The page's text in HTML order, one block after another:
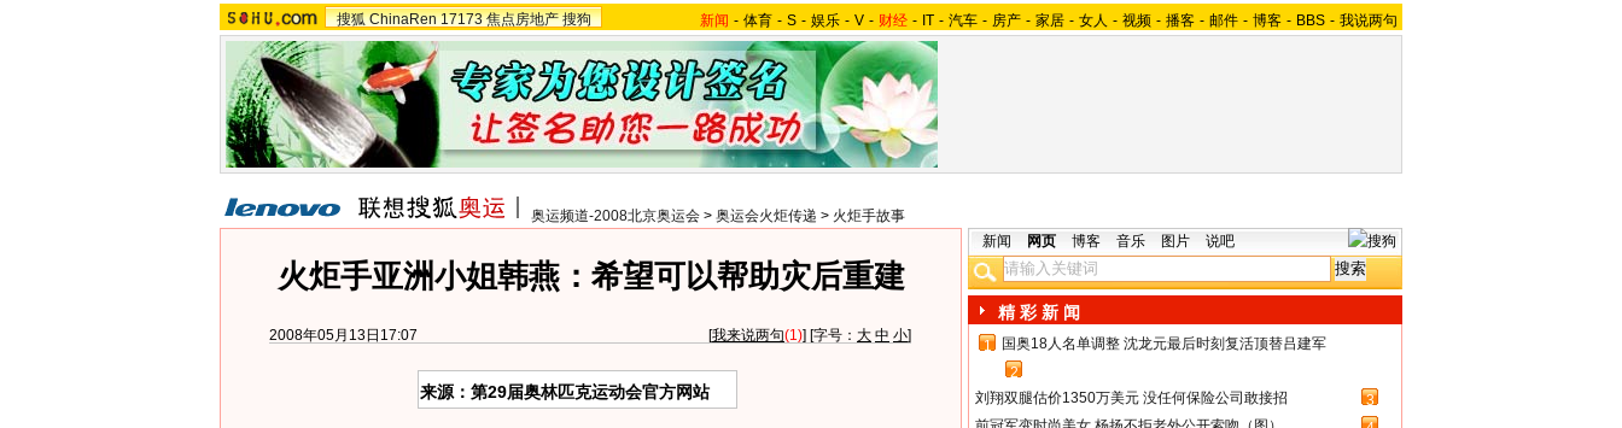
搜狐 ChinaRen 17173 焦点房地产 搜狗 新闻 - 体育 - S - 娱乐 - V - 财经 - IT - 汽车 - 房产 - 家居 - 女人 - 视频 - 播客 - 邮件 - 博客 - BBS - 我说两句
奥运频道-2008北京奥运会 > 奥运会火炬传递 > 火炬手故事
火炬手亚洲小姐韩燕：希望可以帮助灾后重建
2008年05月13日17:07 [我来说两句(1)] [字号： 大 中 小]
来源：第29届奥林匹克运动会官方网站
新闻 网页 博客 音乐 图片 说吧
精 彩 新 闻
1
国奥18人名单调整 沈龙元最后时刻复活顶替吕建军
2
刘翔双腿估价1350万美元 没任何保险公司敢接招
3